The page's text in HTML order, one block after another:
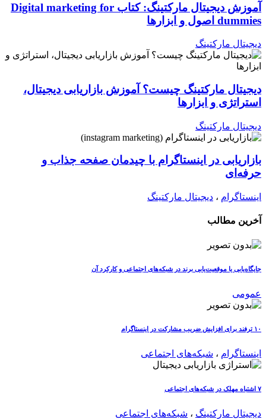
آموزش دیجیتال مارکتینگ: کتاب Digital marketing for
dummies اصول و ابزارها
دیجیتال مارکتینگ
دیجیتال مارکتینگ چیست؟ آموزش بازاریابی دیجیتال،
استراتژی و ابزارها
دیجیتال مارکتینگ
بازاریابی در اینستاگرام با چیدمان صفحه جذاب و
حرفه‌ای
اینستاگرام ، دیجیتال مارکتینگ
آخرین مطالب
جایگاه‌یابی یا موقعیت‌یابی برند در شبکه‌های اجتماعی و کارکرد آن
عمومی
۱۰ ترفند برای افزایش ضریب مشارکت در اینستاگرام
اینستاگرام ، شبکه‌های اجتماعی
۷ اشتباه مهلک در شبکه‌های اجتماعی
دیجیتال مارکتینگ ، شبکه‌های اجتماعی